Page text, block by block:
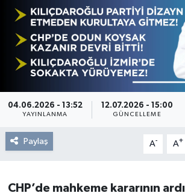
04.06.2026 - 13:52
YAYINLANMA
12.07.2026 - 15:00
GÜNCELLEME
Paylaş A- A+
CHP’de mahkeme kararının
Röportajlar